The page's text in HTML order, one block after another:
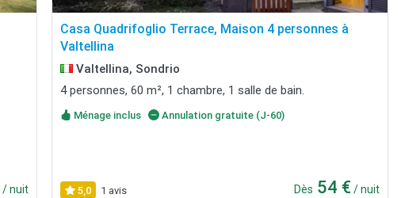
/ nuit
Casa Quadrifoglio Terrace, Maison 4 personnes à
Valtellina
Valtellina, Sondrio
4 personnes, 60 m², 1 chambre, 1 salle de bain.
Ménage inclus Annulation gratuite (J-60)
5,0 1 avis Dès 54 € / nuit